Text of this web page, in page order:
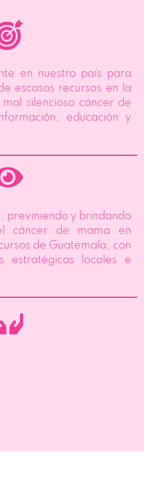
en nuestro país para
escasos recursos en la
silencioso cáncer de
educación y
previniendo y brindando
cáncer de mama en
de Guatemala, con
estratégicas locales e